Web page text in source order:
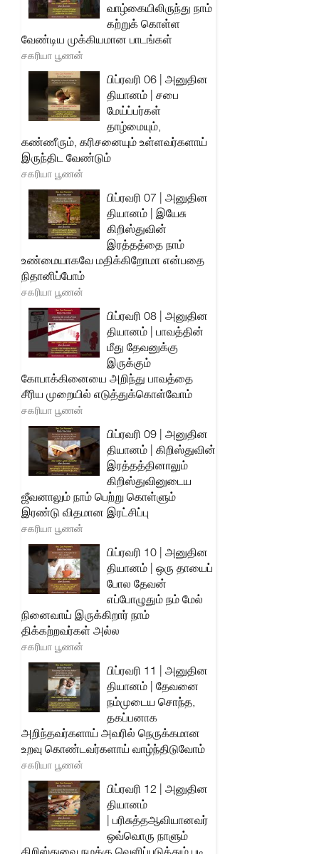
வாழ்கையிலிருந்து நாம்
கற்றுக் கொள்ள
வேண்டிய முக்கியமான பாடங்கள்
சகரியா பூணன்
பிப்ரவரி 06 | அனுதின
தியானம் | சபை
மேய்ப்பர்கள்
தாழ்மையும்,
கண்ணீரும், கரிசனையும் உள்ளவர்களாய்
இருந்திட வேண்டும்
சகரியா பூணன்
பிப்ரவரி 07 | அனுதின
தியானம் | இயேசு
கிறிஸ்துவின்
இரத்தத்தை நாம்
உண்மையாகவே மதிக்கிறோமா என்பதை
நிதானிப்போம்
சகரியா பூணன்
பிப்ரவரி 08 | அனுதின
தியானம் | பாவத்தின்
மீது தேவனுக்கு
இருக்கும்
கோபாக்கினையை அறிந்து பாவத்தை
சீரிய முறையில் எடுத்துக்கொள்வோம்
சகரியா பூணன்
பிப்ரவரி 09 | அனுதின
தியானம் | கிறிஸ்துவின்
இரத்தத்தினாலும்
கிறிஸ்துவினுடைய
ஜீவனாலும் நாம் பெற்று கொள்ளும்
இரண்டு விதமான இரட்சிப்பு
சகரியா பூணன்
பிப்ரவரி 10 | அனுதின
தியானம் | ஒரு தாயைப்
போல தேவன்
எப்போழுதும் நம் மேல்
நினைவாய் இருக்கிறார் நாம்
திக்கற்றவர்கள் அல்ல
சகரியா பூணன்
பிப்ரவரி 11 | அனுதின
தியானம் | தேவனை
நம்முடைய சொந்த,
தகப்பனாக
அறிந்தவர்களாய் அவரில் நெருக்கமான
உறவு கொண்டவர்களாய் வாழ்ந்திடுவோம்
சகரியா பூணன்
பிப்ரவரி 12 | அனுதின
தியானம்
| பரிசுத்தஆவியானவர்
ஒவ்வொரு நாளும்
கிறிஸ்துவை நமக்கு வெளிப்படுத்தும் படி